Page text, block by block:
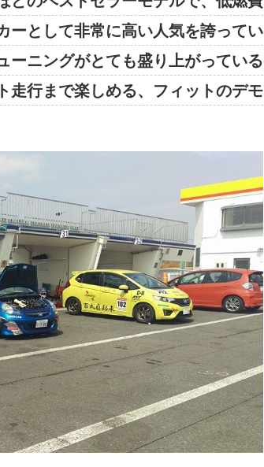
ーとして非常に高い人気を誇ってい
ーニングがとても盛り上がっている
走行まで楽しめる、フィットのデモ